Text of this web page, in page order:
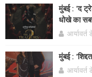
मुंबई : 'द
धोखे का
मुंबई :